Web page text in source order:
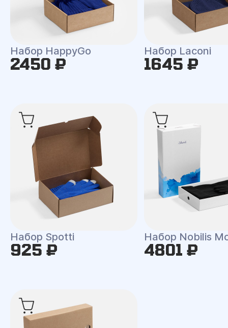
Набор HappyGo
2450 ₽
Набор Laconi
1645 ₽
Набор Spotti
925 ₽
Набор Nobilis
4801 ₽